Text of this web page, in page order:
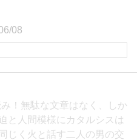
08
！無駄な文章はなく、しか
と人間模様にカタルシスは
じく火と話す二人の男の交